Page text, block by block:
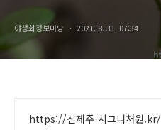
야생화정보마당 2021. 8. 31. 07:34
https://신제주-시그니처원.kr/